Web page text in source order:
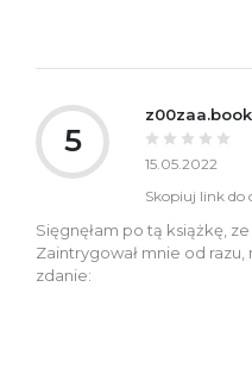
5
15.05.2022
Skopiuj link do
Sięgnęłam po tą książkę,
Zaintrygował mnie od
zdanie: